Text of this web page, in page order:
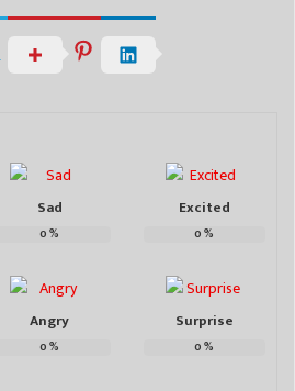
Sad
0%
Excited
0%
Angry
0%
Surprise
0%